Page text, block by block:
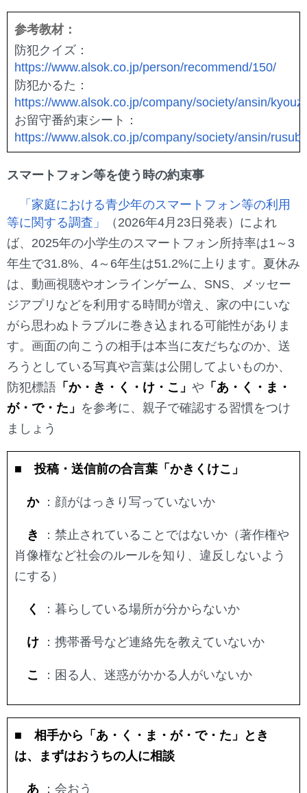
参考教材：
防犯クイズ：
https://www.alsok.co.jp/person/recommend/150/
防犯かるた：
https://www.alsok.co.jp/company/society/ansin/
お留守番約束シート：
https://www.alsok.co.jp/company/society/ansin/
スマートフォン等を使う時の約束事
「家庭における青少年のスマートフォン等の利用
等に関する調査」
（2026年4月23日発表）によれ
ば、2025年の小学生のスマートフォン所持率は1～3
年生で31.8%、4～6年生は51.2%に上ります。夏休み
は、動画視聴やオンラインゲーム、SNS、メッセー
ジアプリなどを利用する時間が増え、家の中にいな
がら思わぬトラブルに巻き込まれる可能性がありま
す。画面の向こうの相手は本当に友だちなのか、送
ろうとしている写真や言葉は公開してよいものか、
防犯標語 「か・き・く・け・こ」 や 「あ・く・ま・
が・で・た」 を参考に、親子で確認する習慣をつけ
ましょう
■ 投稿・送信前の合言葉「かきくけこ」
か：顔がはっきり写っていないか
き
：禁止されていることではないか（著作権や
肖像権など社会のルールを知り、違反しないよう
にする）
く ：暮らしている場所が分からないか
け ：携帯番号など連絡先を教えていないか
こ ：困る人、迷惑がかかる人がいないか
■ 相手から「あ・く・ま・が・で・た」とき
は、まずはおうちの人に相談
あ ：会おう